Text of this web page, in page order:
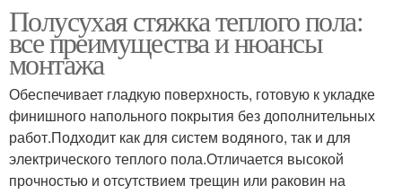
Полусухая стяжка теплого пола:
все преимущества и нюансы
монтажа
Обеспечивает гладкую поверхность, готовую к укладке
финишного напольного покрытия без дополнительных
работ.Подходит как для систем водяного, так и для
электрического теплого пола.Отличается высокой
прочностью и отсутствием трещин или раковин на